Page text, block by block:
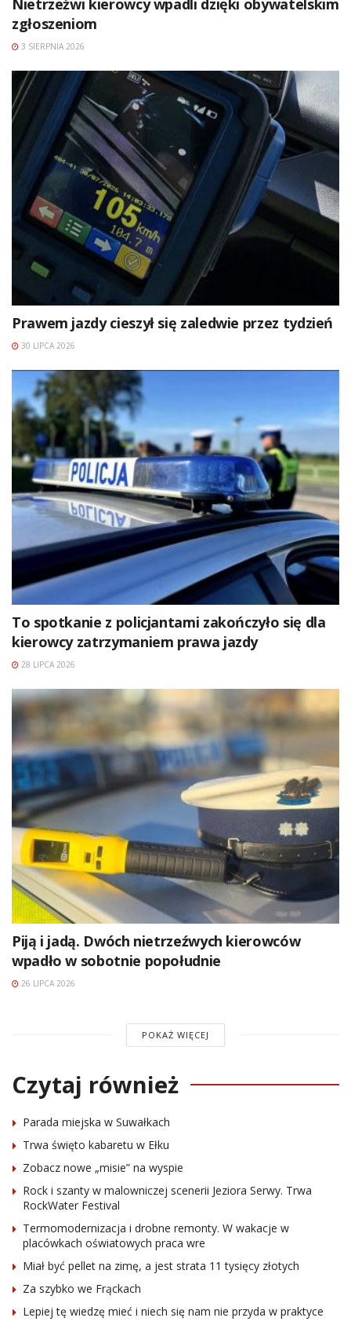
Nietrzeźwi kierowcy wpadli dzięki obywatelskim
zgłoszeniom
3 SIERPNIA 2026
Prawem jazdy cieszył się zaledwie przez tydzień
30 LIPCA 2026
To spotkanie z policjantami zakończyło się dla
kierowcy zatrzymaniem prawa jazdy
28 LIPCA 2026
Piją i jadą. Dwóch nietrzeźwych kierowców
wpadło w sobotnie popołudnie
26 LIPCA 2026
POKAŻ WIĘCEJ
Czytaj również
Parada miejska w Suwałkach
Trwa święto kabaretu w Ełku
Zobacz nowe „misie” na wyspie
Rock i szanty w malowniczej scenerii Jeziora Serwy. Trwa
RockWater Festival
Termomodernizacja i drobne remonty. W wakacje w
placówkach oświatowych praca wre
Miał być pellet na zimę, a jest strata 11 tysięcy złotych
Za szybko we Frąckach
Lepiej tę wiedzę mieć i niech się nam nie przyda w praktyce